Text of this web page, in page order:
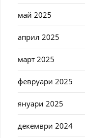
май 2025
април 2025
март 2025
февруари 2025
януари 2025
декември 2024